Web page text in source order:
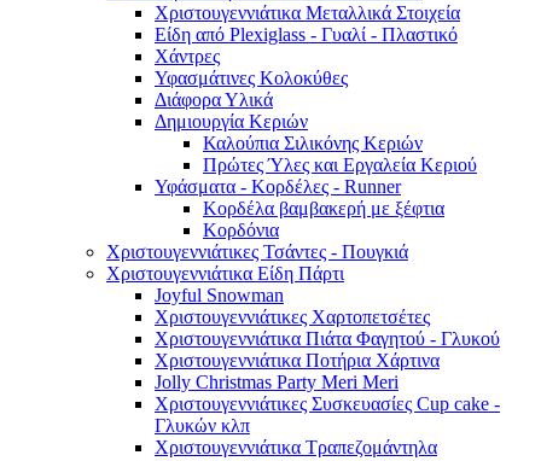
Χριστουγεννιάτικα Μεταλλικά Στοιχεία
Είδη από Plexiglass - Γυαλί - Πλαστικό
Χάντρες
Υφασμάτινες Κολοκύθες
Διάφορα Υλικά
Δημιουργία Κεριών
Καλούπια Σιλικόνης Κεριών
Πρώτες Ύλες και Εργαλεία Κεριού
Υφάσματα - Κορδέλες - Runner
Κορδέλα βαμβακερή με ξέφτια
Κορδόνια
Χριστουγεννιάτικες Τσάντες - Πουγκιά
Χριστουγεννιάτικα Είδη Πάρτι
Joyful Snowman
Χριστουγεννιάτικες Χαρτοπετσέτες
Χριστουγεννιάτικα Πιάτα Φαγητού - Γλυκού
Χριστουγεννιάτικα Ποτήρια Χάρτινα
Jolly Christmas Party Meri Meri
Χριστουγεννιάτικες Συσκευασίες Cup cake -
Γλυκών κλπ
Χριστουγεννιάτικα Τραπεζομάντηλα